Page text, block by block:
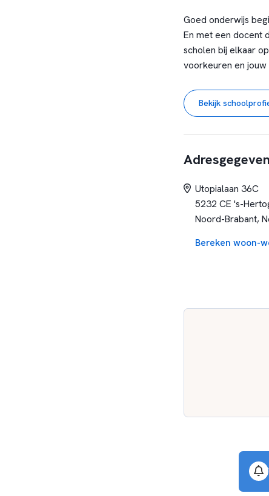
Goed onderwijs
En met een docent
scholen bij elkaar
voorkeuren en
Bekijk
Utopialaan 36C
5232 CE 's-
Noord-Brabant,
Bereken woon-